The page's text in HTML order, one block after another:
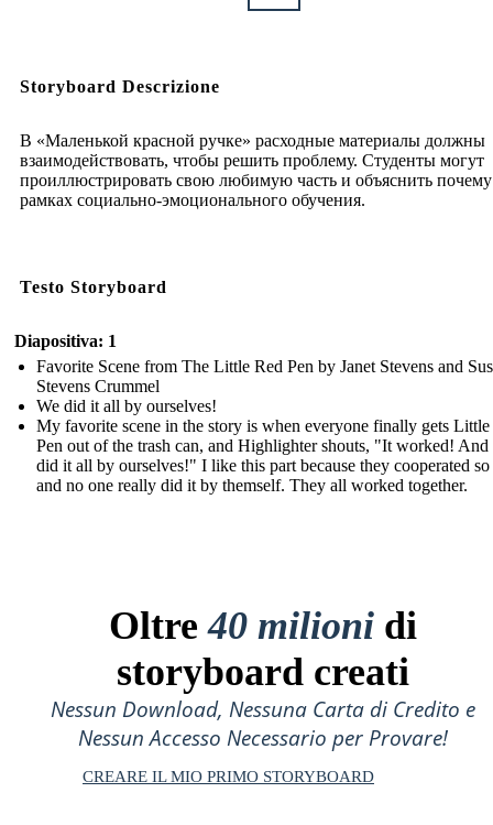
Storyboard Descrizione
В «Маленькой красной ручке» расходные материалы должны
взаимодействовать, чтобы решить проблему. Студенты могут
проиллюстрировать свою любимую часть и объяснить
рамках социально-эмоционального обучения.
Testo Storyboard
Diapositiva: 1
Favorite Scene from The Little Red Pen by Janet Stevens and
Stevens Crummel
We did it all by ourselves!
My favorite scene in the story is when everyone finally gets Little
Pen out of the trash can, and Highlighter shouts, "It worked! And
did it all by ourselves!" I like this part because they cooperated
and no one really did it by themself. They all worked together.
Oltre40 milioni di
storyboard creati
Nessun Download, Nessuna Carta di Credito e
Nessun Accesso Necessario per Provare!
CREARE IL MIO PRIMO STORYBOARD